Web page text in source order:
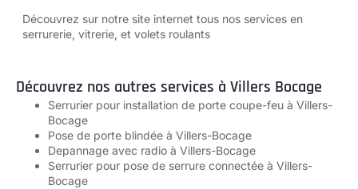
Découvrez sur notre site internet tous nos services en
serrurerie, vitrerie, et volets roulants
Découvrez nos autres services à Villers Bocage
Serrurier pour installation de porte coupe-feu à Villers-
Bocage
Pose de porte blindée à Villers-Bocage
Depannage avec radio à Villers-Bocage
Serrurier pour pose de serrure connectée à Villers-
Bocage